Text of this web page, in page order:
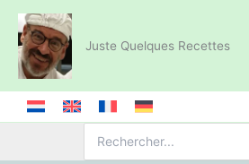
Aller
contenu
Juste Quelques Recettes
de